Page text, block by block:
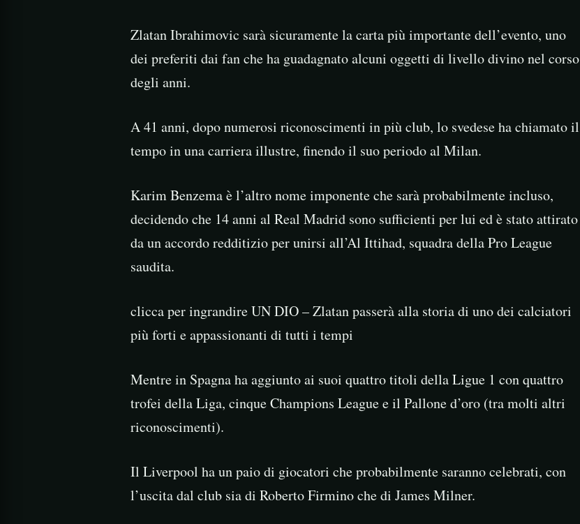
Zlatan Ibrahimovic sarà sicuramente la carta più importante dell’evento, uno
dei preferiti dai fan che ha guadagnato alcuni oggetti di livello divino nel corso
degli anni.
A 41 anni, dopo numerosi riconoscimenti in più club, lo svedese ha chiamato il
tempo in una carriera illustre, finendo il suo periodo al Milan.
Karim Benzema è l’altro nome imponente che sarà probabilmente incluso,
decidendo che 14 anni al Real Madrid sono sufficienti per lui ed è stato attirato
da un accordo redditizio per unirsi all’Al Ittihad, squadra della Pro League
saudita.
clicca per ingrandire UN DIO – Zlatan passerà alla storia di uno dei calciatori
più forti e appassionanti di tutti i tempi
Mentre in Spagna ha aggiunto ai suoi quattro titoli della Ligue 1 con quattro
trofei della Liga, cinque Champions League e il Pallone d’oro (tra molti altri
riconoscimenti).
Il Liverpool ha un paio di giocatori che probabilmente saranno celebrati, con
l’uscita dal club sia di Roberto Firmino che di James Milner.